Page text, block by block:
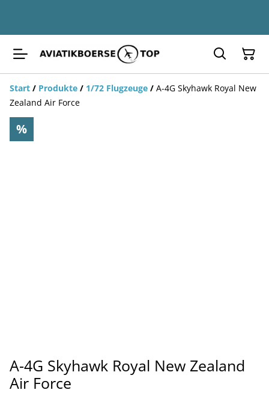
Start / Produkte / 1/72 Flugzeuge / A-4G Skyhawk Royal New
Zealand Air Force
%
A-4G Skyhawk Royal New Zealand
Air Force